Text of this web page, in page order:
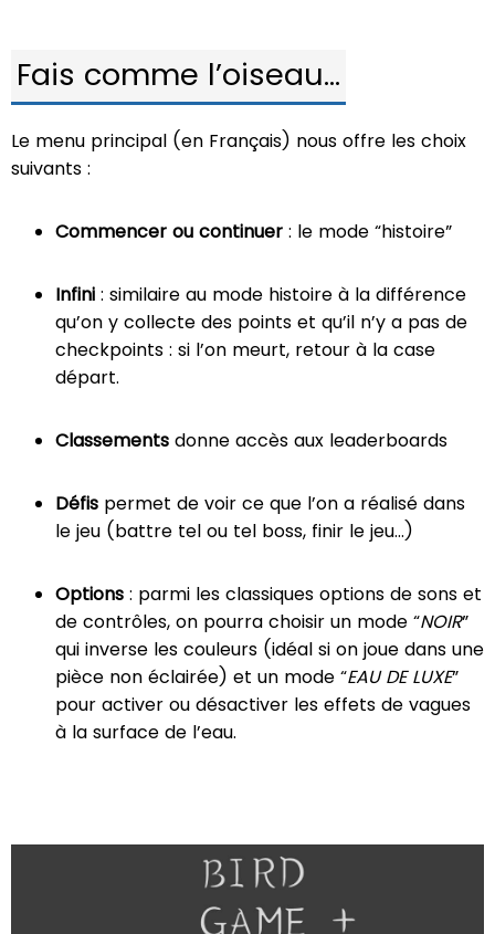
Fais comme l’oiseau…
Le menu principal (en Français) nous offre les choix
suivants :
Commencer ou continuer : le mode “histoire”
Infini : similaire au mode histoire à la différence
qu’on y collecte des points et qu’il n’y a pas de
checkpoints : si l’on meurt, retour à la case
départ.
Classements donne accès aux leaderboards
Défis permet de voir ce que l’on a réalisé dans
le jeu (battre tel ou tel boss, finir le jeu…)
Options : parmi les classiques options de sons et
de contrôles, on pourra choisir un mode “NOIR”
qui inverse les couleurs (idéal si on joue dans une
pièce non éclairée) et un mode “EAU DE LUXE”
pour activer ou désactiver les effets de vagues
à la surface de l’eau.